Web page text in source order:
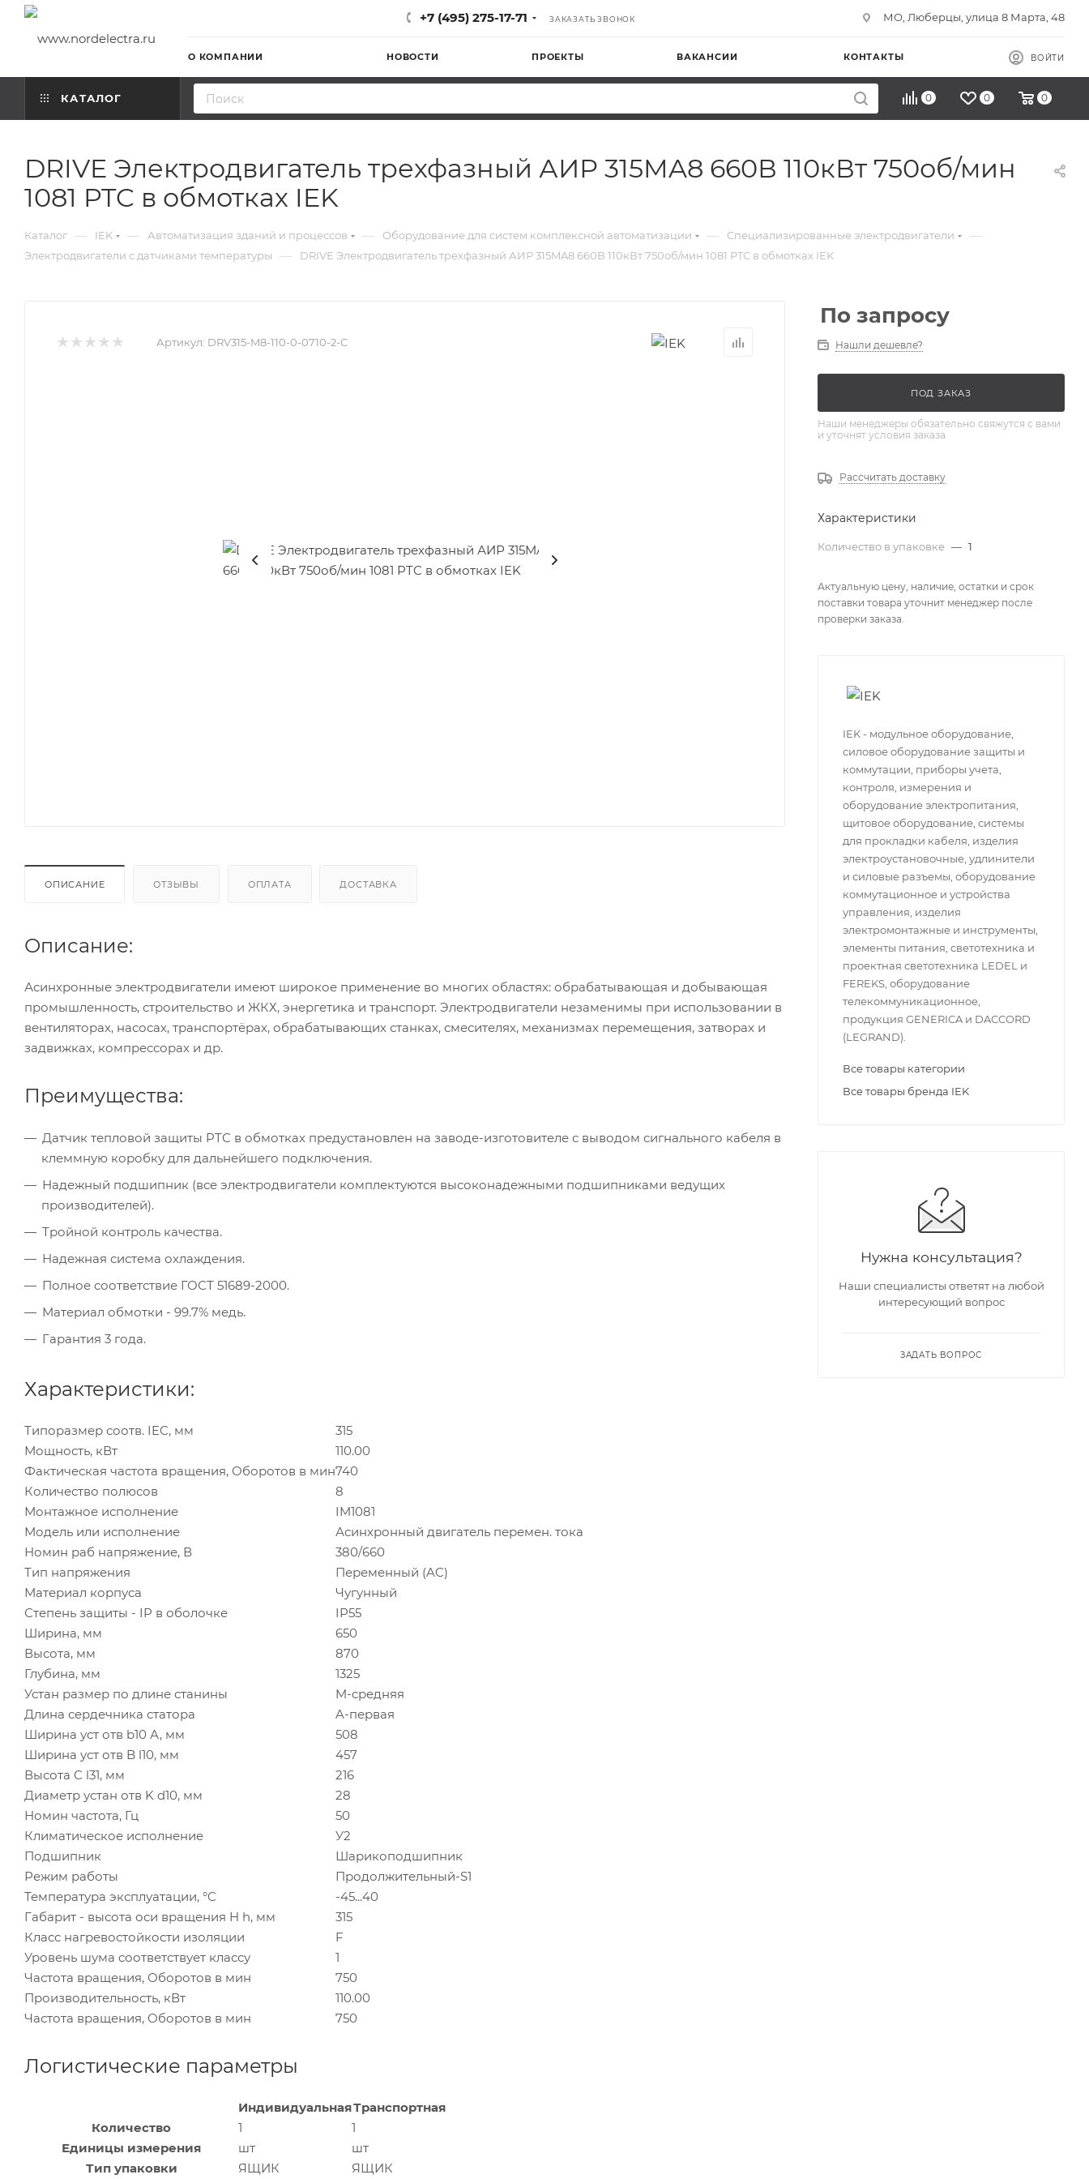
+7 (495) 275-17-71 ЗАКАЗАТЬ ЗВОНОК МО, Люберцы, улица 8 Марта, 48
О КОМПАНИИ НОВОСТИ ПРОЕКТЫ ВАКАНСИИ КОНТАКТЫ ВОЙТИ
КАТАЛОГ 0 0 0
DRIVE Электродвигатель трехфазный АИР 315MA8 660В 110кВт 750об/мин
1081 PTC в обмотках IEK
Каталог — IEK — Автоматизация зданий и процессов — Оборудование для систем комплексной автоматизации — Специализированные электродвигатели —
Электродвигатели с датчиками температуры — DRIVE Электродвигатель трехфазный АИР 315MA8 660В 110кВт 750об/мин 1081 PTC в обмотках IEK
Артикул: DRV315-M8-110-0-0710-2-C
ОПИСАНИЕ ОТЗЫВЫ ОПЛАТА ДОСТАВКА
Описание:
Асинхронные электродвигатели имеют широкое применение во многих областях: обрабатывающая и добывающая
промышленность, строительство и ЖКХ, энергетика и транспорт. Электродвигатели незаменимы при использовании в
вентиляторах, насосах, транспортёрах, обрабатывающих станках, смесителях, механизмах перемещения, затворах и
задвижках, компрессорах и др.
Преимущества:
Датчик тепловой защиты PTC в обмотках предустановлен на заводе-изготовителе с выводом сигнального кабеля в
клеммную коробку для дальнейшего подключения.
Надежный подшипник (все электродвигатели комплектуются высоконадежными подшипниками ведущих
производителей).
Тройной контроль качества.
Надежная система охлаждения.
Полное соответствие ГОСТ 51689-2000.
Материал обмотки - 99.7% медь.
Гарантия 3 года.
Характеристики:
Типоразмер соотв. IEC, мм
315
Мощность, кВт
110.00
Фактическая частота вращения, Оборотов в мин740
Количество полюсов
8
Монтажное исполнение
IM1081
Модель или исполнение
Асинхронный двигатель перемен. тока
Номин раб напряжение, В
380/660
Тип напряжения
Переменный (AC)
Материал корпуса
Чугунный
Степень защиты - IP в оболочке
IP55
Ширина, мм
650
Высота, мм
870
Глубина, мм
1325
Устан размер по длине станины
M-средняя
Длина сердечника статора
A-первая
Ширина уст отв b10 А, мм
508
Ширина уст отв B l10, мм
457
Высота C l31, мм
216
Диаметр устан отв K d10, мм
28
Номин частота, Гц
50
Климатическое исполнение
У2
Подшипник
Шарикоподшипник
Режим работы
Продолжительный-S1
Температура эксплуатации, °C
-45...40
Габарит - высота оси вращения H h, мм
315
Класс нагревостойкости изоляции
F
Уровень шума соответствует классу
1
Частота вращения, Оборотов в мин
750
Производительность, кВт
110.00
Частота вращения, Оборотов в мин
750
Логистические параметры
ИндивидуальнаяТранспортная
Количество
1
1
Единицы измерения
шт
шт
Тип упаковки
ЯЩИК
ЯЩИК
По запросу
Нашли дешевле?
ПОД ЗАКАЗ
Наши менеджеры обязательно свяжутся с вами
и уточнят условия заказа
Рассчитать доставку
Характеристики
Количество в упаковке — 1
Актуальную цену, наличие, остатки и срок
поставки товара уточнит менеджер после
проверки заказа.
IEK - модульное оборудование,
силовое оборудование защиты и
коммутации, приборы учета,
контроля, измерения и
оборудование электропитания,
щитовое оборудование, системы
для прокладки кабеля, изделия
электроустановочные, удлинители
и силовые разъемы, оборудование
коммутационное и устройства
управления, изделия
электромонтажные и инструменты,
элементы питания, светотехника и
проектная светотехника LEDEL и
FEREKS, оборудование
телекоммуникационное,
продукция GENERICA и DACCORD
(LEGRAND).
Все товары категории
Все товары бренда IEK
Нужна консультация?
Наши специалисты ответят на любой
интересующий вопрос
ЗАДАТЬ ВОПРОС